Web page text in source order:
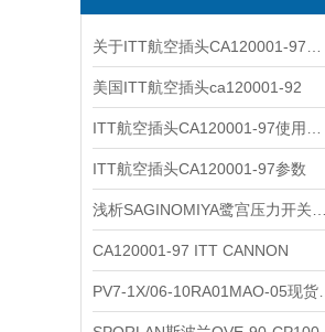
美国ITT航空插头ca120001-92
ITT航空插头CA120001-97参数
CA120001-97 ITT CANNON